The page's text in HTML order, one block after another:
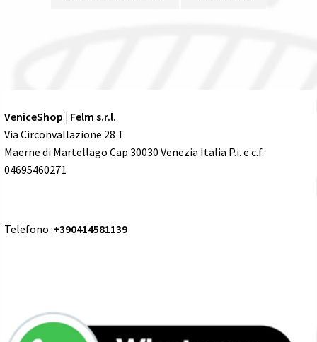
VeniceShop | Felm s.r.l.
Via Circonvallazione 28 T
Maerne di Martellago Cap 30030 Venezia Italia P.i. e c.f.
04695460271
Telefono :+390414581139